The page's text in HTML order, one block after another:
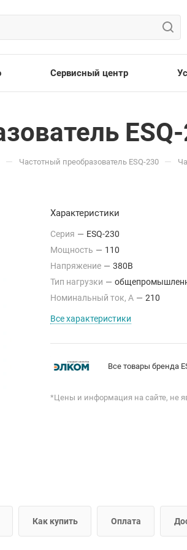
Сервисный центр
— Частотный преобразователь ESQ-230 —
Характеристики
Серия — ESQ-230
Мощность — 110
Напряжение — 380В
Тип нагрузки —
Номинальный ток, А — 210
Все характеристики
Все товары бренда
*Цены и информация на сайте, не
Как купить Оплата